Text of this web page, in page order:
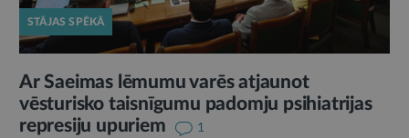
STĀJAS SPĒKĀ
Ar Saeimas lēmumu varēs atjaunot
vēsturisko taisnīgumu padomju psihiatrijas
represiju upuriem
1